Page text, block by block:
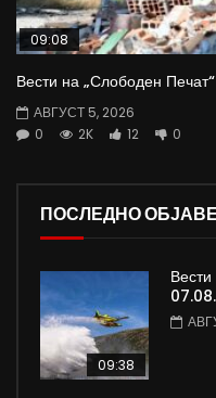
09:08
Вести на „Слободен
АВГУСТ 5, 2026
0
2K 12 0
ПОСЛЕДНО
09:38